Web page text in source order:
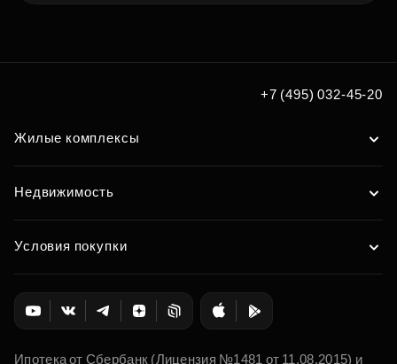
+7 (495) 032-45-20
Жилые комплексы
Недвижимость
Условия покупки
Ипотека от Сбербанк (Лицензия №1481 от 11.08.2015) и